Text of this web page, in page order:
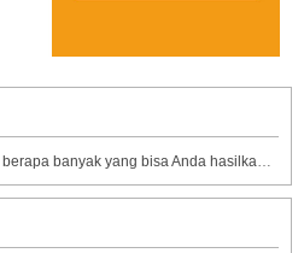
Pasang mesin penjual otomatis, berapa banyak yang bisa Anda hasilkan dalam satu bulan?